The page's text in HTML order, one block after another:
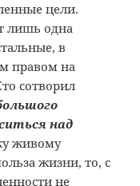
цели.
лишь одна
в
правом на
сотворил
над
живому
жизни, то, с
не